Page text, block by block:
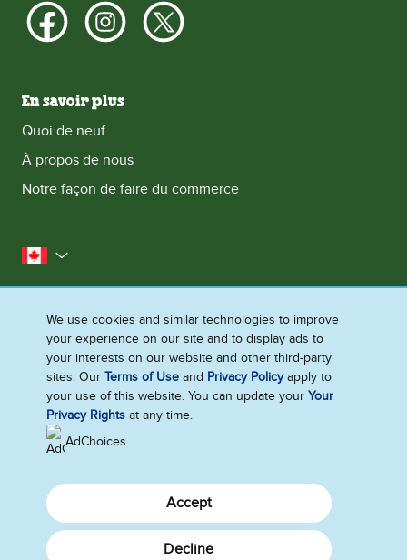
En savoir plus
Quoi de neuf
À propos de nous
Notre façon de faire du commerce
le Canada
Contactez-nous
Avis de Confidentialite
Préférences en matière de cookies
©2026 Ben & Jerry's Homemade, Inc. Tous droits réservés. Ce site Web
s'adresse uniquement aux consommateurs canadiens de produits et
services de Ben & Jerry's Homemade, Inc. Ce site Web ne s'adresse pas
We use cookies and similar technologies to improve
your experience on our site and to display ads to
your interests on our website and other third-party
sites. OurTerms of Use and Privacy Policyapply to
your use of this website. You can update yourYour
Privacy Rights at any time.
AdChoices
Decline
Accept